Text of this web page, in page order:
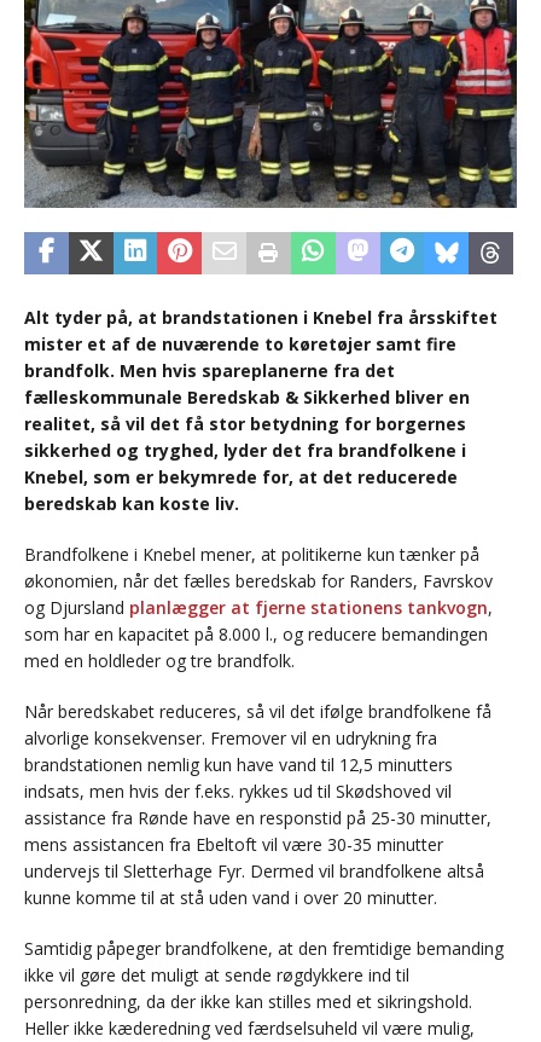
Alt tyder på, at brandstationen i Knebel fra årsskiftet
mister et af de nuværende to køretøjer samt fire
brandfolk. Men hvis spareplanerne fra det
fælleskommunale Beredskab & Sikkerhed bliver en
realitet, så vil det få stor betydning for borgernes
sikkerhed og tryghed, lyder det fra brandfolkene i
Knebel, som er bekymrede for, at det reducerede
beredskab kan koste liv.
Brandfolkene i Knebel mener, at politikerne kun tænker på
økonomien, når det fælles beredskab for Randers, Favrskov
og Djursland planlægger at fjerne stationens tankvogn,
som har en kapacitet på 8.000 l., og reducere bemandingen
med en holdleder og tre brandfolk.
Når beredskabet reduceres, så vil det ifølge brandfolkene få
alvorlige konsekvenser. Fremover vil en udrykning fra
brandstationen nemlig kun have vand til 12,5 minutters
indsats, men hvis der f.eks. rykkes ud til Skødshoved vil
assistance fra Rønde have en responstid på 25-30 minutter,
mens assistancen fra Ebeltoft vil være 30-35 minutter
undervejs til Sletterhage Fyr. Dermed vil brandfolkene altså
kunne komme til at stå uden vand i over 20 minutter.
Samtidig påpeger brandfolkene, at den fremtidige bemanding
ikke vil gøre det muligt at sende røgdykkere ind til
personredning, da der ikke kan stilles med et sikringshold.
Heller ikke kæderedning ved færdselsuheld vil være mulig,